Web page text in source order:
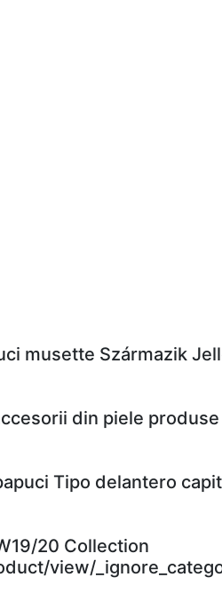
musette Származik
din piele produse
Tipo delantero
20 Collection
view/